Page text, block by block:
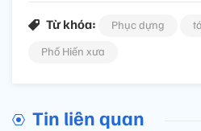
Từ khóa: Phục dựng
Phố Hiến xưa
Tin liên quan